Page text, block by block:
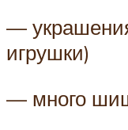
—
игрушки)
— много